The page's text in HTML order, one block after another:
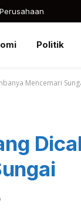
Politik
Mencemari